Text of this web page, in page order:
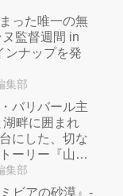
った唯一の無
監督週間 in
ンナップを発
集部
バリバール主
畔に囲まれ
にした、切な
ーリー『山逢
集部
ビアの砂漠』-